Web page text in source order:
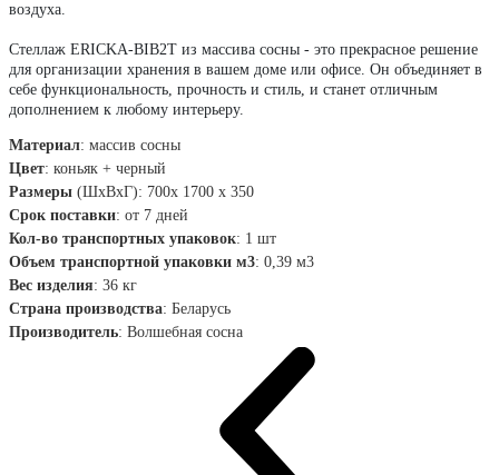
воздуха.
Стеллаж ERICKA-BIB2T из массива сосны - это прекрасное решение
для организации хранения в вашем доме или офисе. Он объединяет в
себе функциональность, прочность и стиль, и станет отличным
дополнением к любому интерьеру.
Материал: массив сосны
Цвет: коньяк + черный
Размеры (ШхВхГ): 700х 1700 х 350
Срок поставки: от 7 дней
Кол-во транспортных упаковок: 1 шт
Объем транспортной упаковки м3: 0,39 м3
Вес изделия: 36 кг
Страна производства: Беларусь
Производитель: Волшебная сосна